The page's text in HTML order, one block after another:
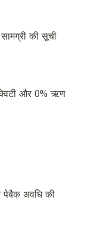
की सूची
और 0% ऋण
पेबैक अवधि की